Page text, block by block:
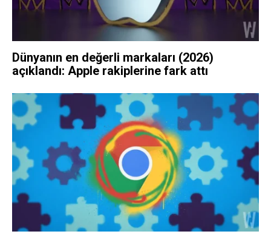
Dünyanın en değerli markaları (2026)
açıklandı: Apple rakiplerine fark attı